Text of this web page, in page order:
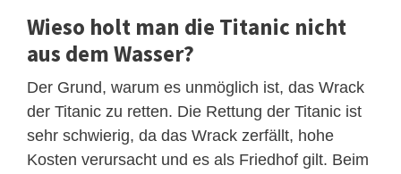
Wieso holt man die Titanic nicht
aus dem Wasser?
Der Grund, warum es unmöglich ist, das Wrack
der Titanic zu retten. Die Rettung der Titanic ist
sehr schwierig, da das Wrack zerfällt, hohe
Kosten verursacht und es als Friedhof gilt. Beim